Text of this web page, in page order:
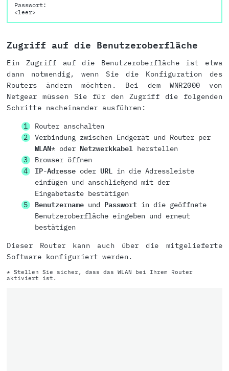
Passwort:
<leer>
Zugriff auf die Benutzeroberfläche
Ein Zugriff auf die Benutzeroberfläche ist etwa
dann notwendig, wenn Sie die Konfiguration des
Routers ändern möchten. Bei dem WNR2000 von
Netgear müssen Sie für den Zugriff die folgenden
Schritte nacheinander ausführen:
Router anschalten
Verbindung zwischen Endgerät und Router per
WLAN* oder Netzwerkkabel herstellen
Browser öffnen
IP-Adresseoder URLin die Adressleiste
einfügen und anschließend mit der
Eingabetaste bestätigen
Benutzernameund Passwortin die geöffnete
Benutzeroberfläche eingeben und erneut
bestätigen
Dieser Router kann auch über die mitgelieferte
Software konfiguriert werden.
* Stellen Sie sicher, dass das WLAN bei Ihrem Router
aktiviert ist.